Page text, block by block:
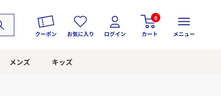
クーポン お気に入り ログイン
0
カート メニュー
メンズ キッズ